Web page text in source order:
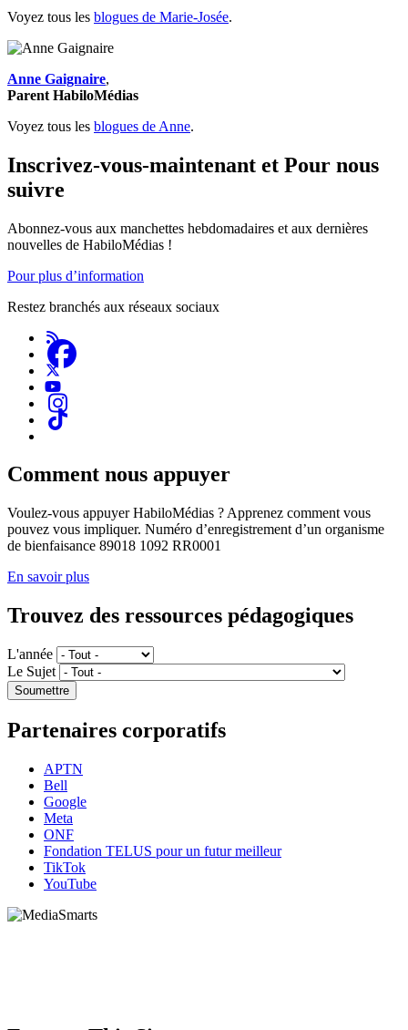
Voyez tous les blogues de Marie-Josée.
Anne Gaignaire,
Parent HabiloMédias
Voyez tous les blogues de Anne.
Inscrivez-vous-maintenant et Pour nous
suivre
Abonnez-vous aux manchettes hebdomadaires et aux dernières
nouvelles de HabiloMédias !
Pour plus d’information
Restez branchés aux réseaux sociaux
Comment nous appuyer
Voulez-vous appuyer HabiloMédias ? Apprenez comment vous
pouvez vous impliquer. Numéro d’enregistrement d’un organisme
de bienfaisance 89018 1092 RR0001
En savoir plus
Trouvez des ressources pédagogiques
L'année
Le Sujet
Partenaires corporatifs
APTN
Bell
Google
Meta
ONF
Fondation TELUS pour un futur meilleur
TikTok
YouTube